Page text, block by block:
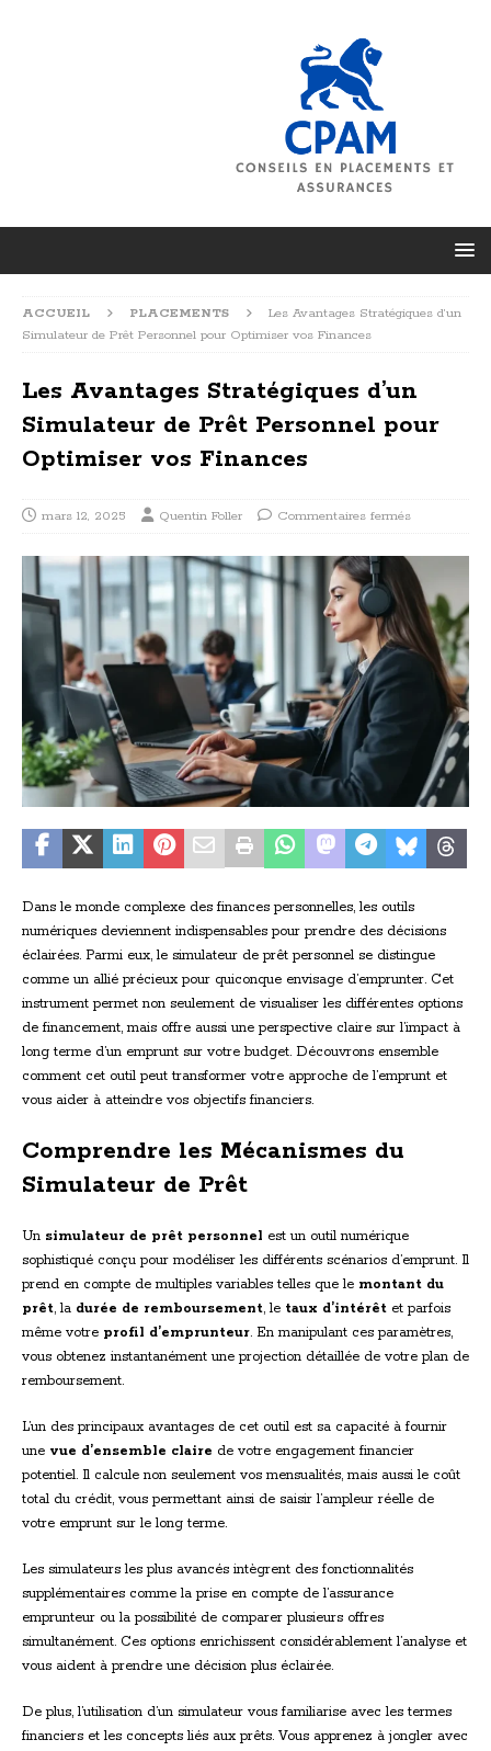
ACCUEIL PLACEMENTS
Les Avantages Stratégiques d’un
Simulateur de Prêt Personnel pour Optimiser vos Finances
Les Avantages Stratégiques d’un
Simulateur de Prêt Personnel pour
Optimiser vos Finances
mars 12, 2025 Quentin Foller Commentaires fermés
Dans le monde complexe des finances personnelles, les outils
numériques deviennent indispensables pour prendre des décisions
éclairées. Parmi eux, le simulateur de prêt personnel se distingue
comme un allié précieux pour quiconque envisage d’emprunter. Cet
instrument permet non seulement de visualiser les différentes options
de financement, mais offre aussi une perspective claire sur l’impact à
long terme d’un emprunt sur votre budget. Découvrons ensemble
comment cet outil peut transformer votre approche de l’emprunt et
vous aider à atteindre vos objectifs financiers.
Comprendre les Mécanismes du
Simulateur de Prêt
Un simulateur de prêt personnel est un outil numérique
sophistiqué conçu pour modéliser les différents scénarios d’emprunt. Il
prend en compte de multiples variables telles que le montant du
prêt, la durée de remboursement, le taux d’intérêt et parfois
même votre profil d’emprunteur. En manipulant ces paramètres,
vous obtenez instantanément une projection détaillée de votre plan de
remboursement.
L’un des principaux avantages de cet outil est sa capacité à fournir
une vue d’ensemble claire de votre engagement financier
potentiel. Il calcule non seulement vos mensualités, mais aussi le coût
total du crédit, vous permettant ainsi de saisir l’ampleur réelle de
votre emprunt sur le long terme.
Les simulateurs les plus avancés intègrent des fonctionnalités
supplémentaires comme la prise en compte de l’assurance
emprunteur ou la possibilité de comparer plusieurs offres
simultanément. Ces options enrichissent considérablement l’analyse et
vous aident à prendre une décision plus éclairée.
De plus, l’utilisation d’un simulateur vous familiarise avec les termes
financiers et les concepts liés aux prêts. Vous apprenez à jongler avec